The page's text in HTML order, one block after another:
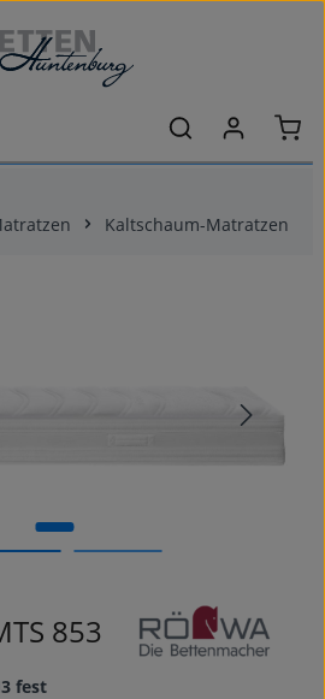
Kaltschaum-Matratzen
853
fest